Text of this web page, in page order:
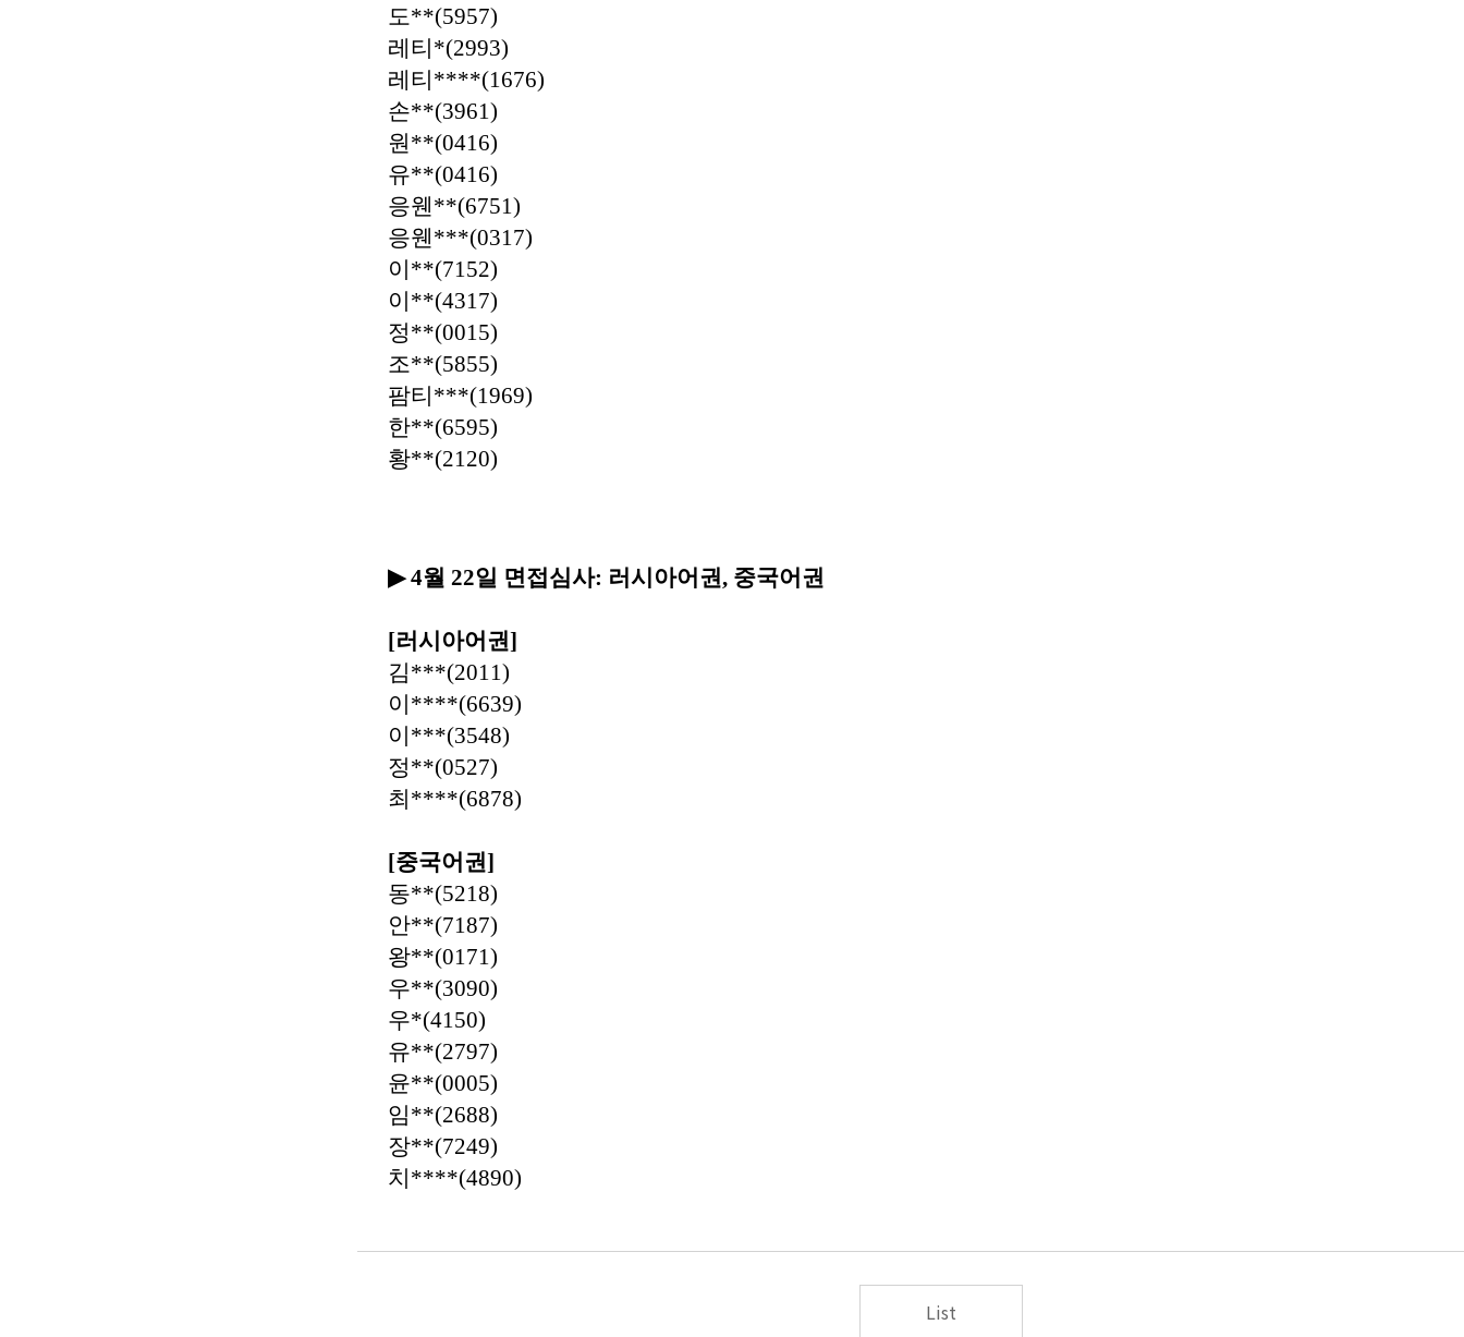
도**(5957)
레티*(2993)
레티****(1676)
손**(3961)
원**(0416)
유**(0416)
응웬**(6751)
응웬***(0317)
이**(7152)
이**(4317)
정**(0015)
조**(5855)
팜티***(1969)
한**(6595)
황**(2120)
▶4월 22일 면접심사: 러시아어권, 중국어권
[러시아어권]
김***(2011)
이****(6639)
이***(3548)
정**(0527)
최****(6878)
[중국어권]
동**(5218)
안**(7187)
왕**(0171)
우**(3090)
우*(4150)
유**(2797)
윤**(0005)
임**(2688)
장**(7249)
치****(4890)
List